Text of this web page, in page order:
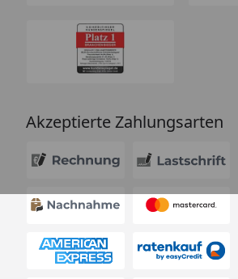
Akzeptierte Zahlungsarten